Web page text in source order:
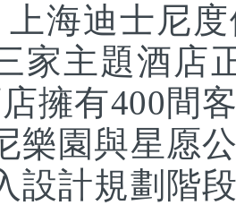
上海迪士尼
家主題酒店
擁有400間
樂園與星愿
設計規劃階